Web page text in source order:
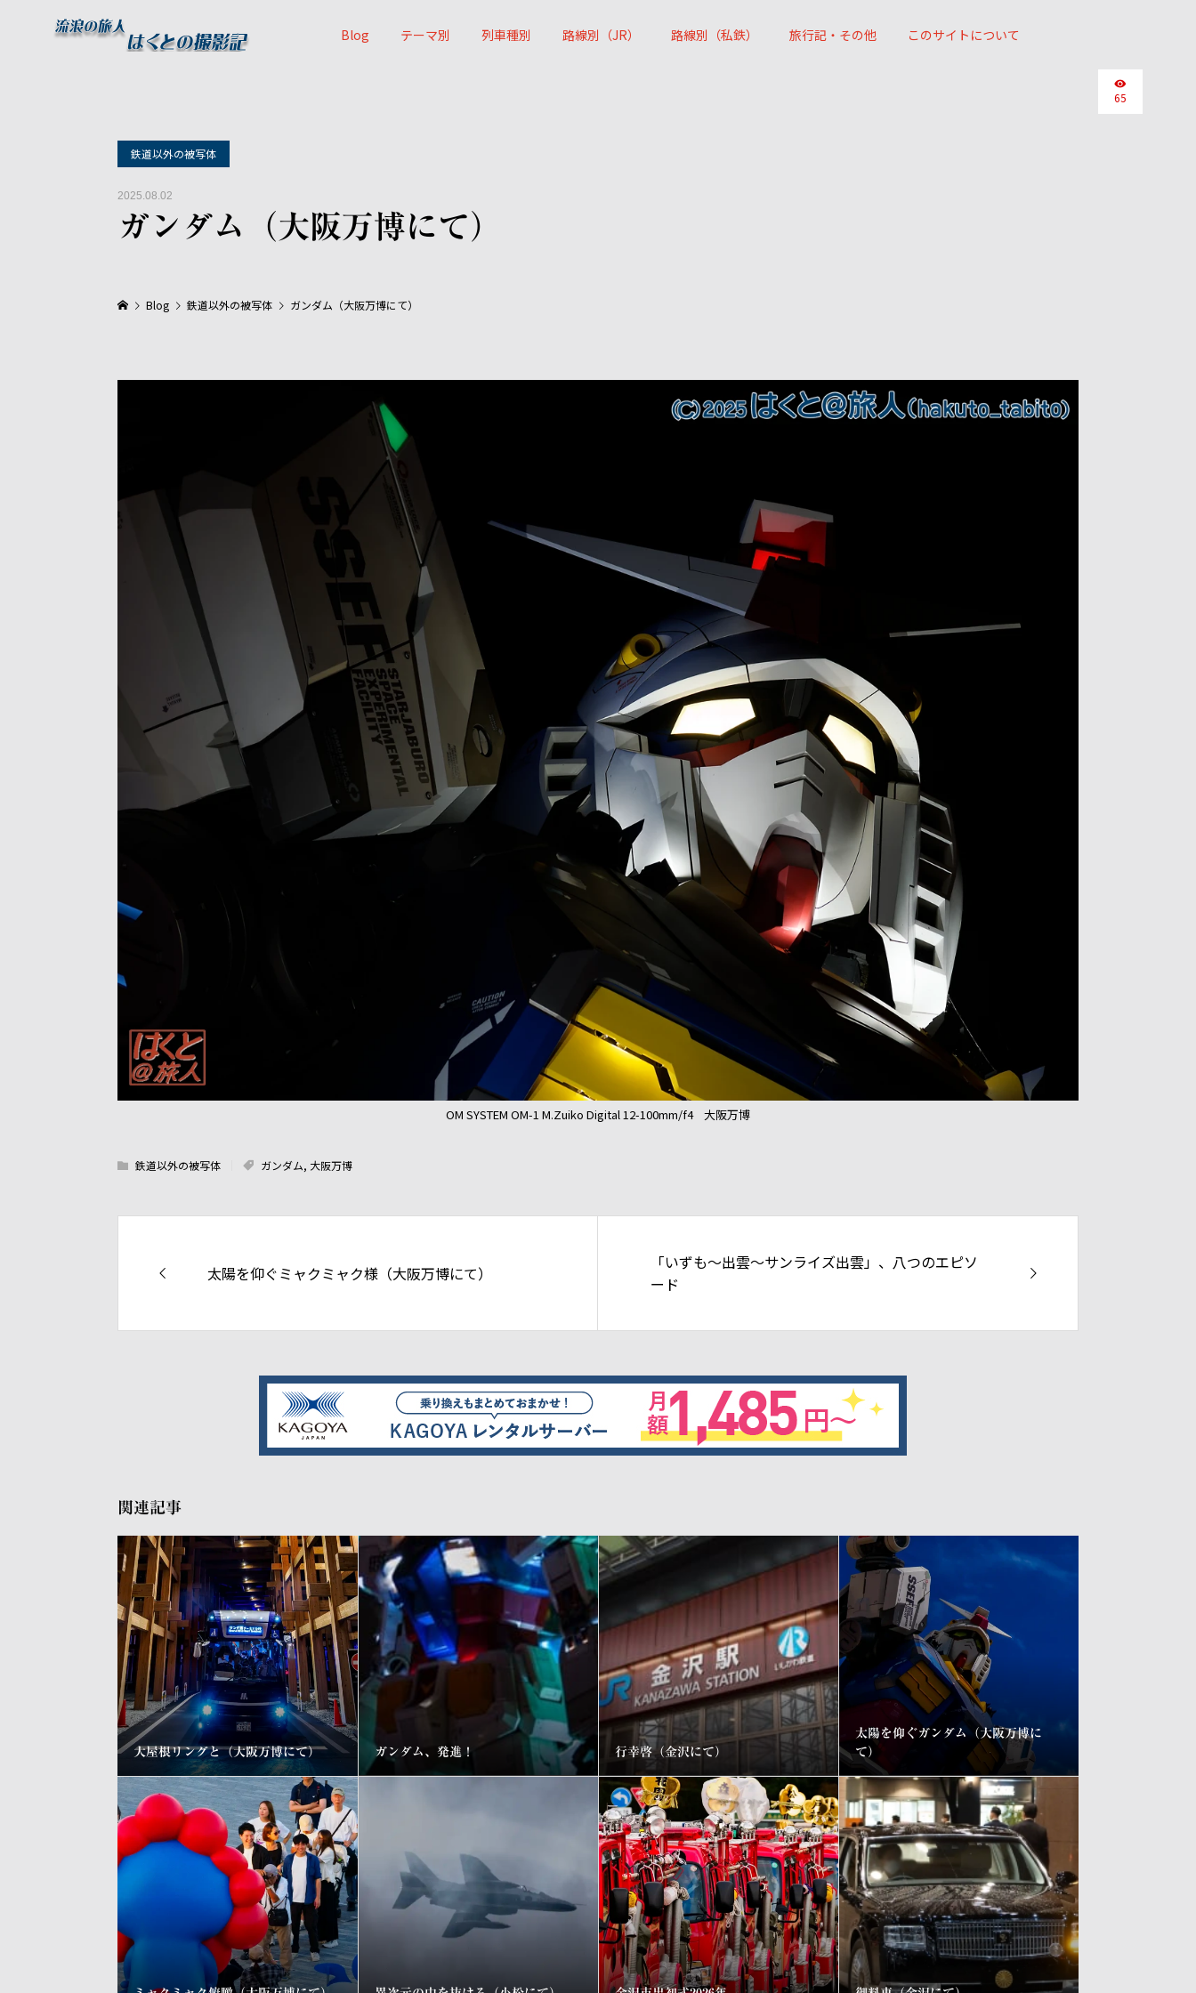
Blog テーマ別 列車種別 路線別（JR） 路線別（私鉄） 旅行記・その他 このサイトについて
鉄道以外の被写体
2025.08.02
ガンダム（大阪万博にて）
65
Blog 鉄道以外の被写体 ガンダム（大阪万博にて）
OM SYSTEM OM-1 M.Zuiko Digital 12-100mm/f4 大阪万博
鉄道以外の被写体 ガンダム, 大阪万博
太陽を仰ぐミャクミャク様（大阪万博にて）
「いずも～出雲～サンライズ出雲」、八つのエピソ
ード
関連記事
大屋根リングと（大阪万博にて） ガンダム、発進！ 行幸啓（金沢にて）
太陽を仰ぐガンダム（大阪万博に
て）